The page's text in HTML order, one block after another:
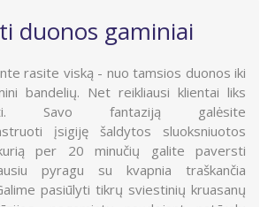
duonos gaminiai
rasite viską - nuo tamsios duonos iki
bandelių. Net reikliausi klientai liks
Savo fantaziją galėsite
įsigiję šaldytos sluoksniuotos
per 20 minučių galite paversti
pyragu su kvapnia traškančia
pasiūlyti tikrų sviestinių kruasanų